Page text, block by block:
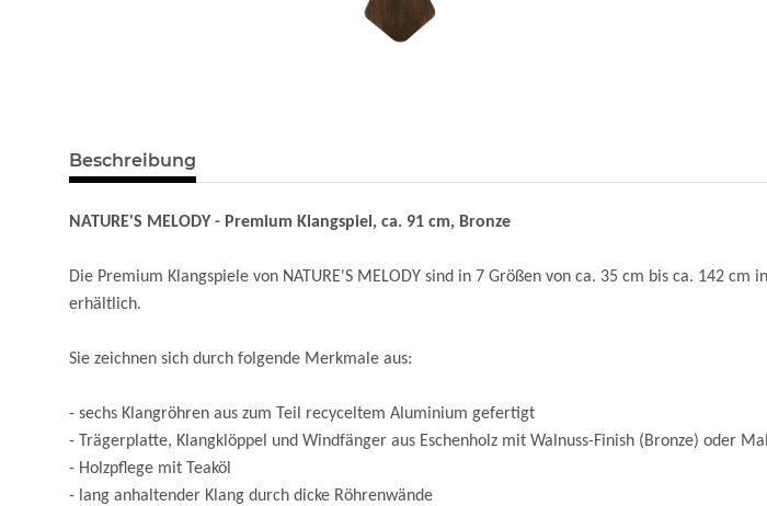
Beschreibung
NATURE'S MELODY - Premium Klangspiel, ca. 91 cm, Bronze
Die Premium Klangspiele von NATURE'S MELODY sind in 7 Größen von ca. 35 cm bis ca. 142
erhältlich.
Sie zeichnen sich durch folgende Merkmale aus:
- sechs Klangröhren aus zum Teil recyceltem Aluminium gefertigt
- Trägerplatte, Klangklöppel und Windfänger aus Eschenholz mit Walnuss-Finish (Bronze) oder
- Holzpflege mit Teaköl
- lang anhaltender Klang durch dicke Röhrenwände